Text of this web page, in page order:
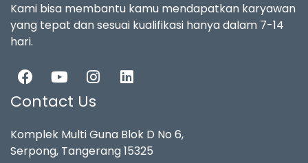
Kami bisa membantu kamu mendapatkan karyawan
yang tepat dan sesuai kualifikasi hanya dalam 7-14
hari.
Contact Us
Komplek Multi Guna Blok D No 6,
Serpong, Tangerang 15325